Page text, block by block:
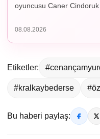
oyuncusu Caner Cindoruk
08.08.2026
Etiketler:
#kralkaybederse
Bu haberi paylaş: